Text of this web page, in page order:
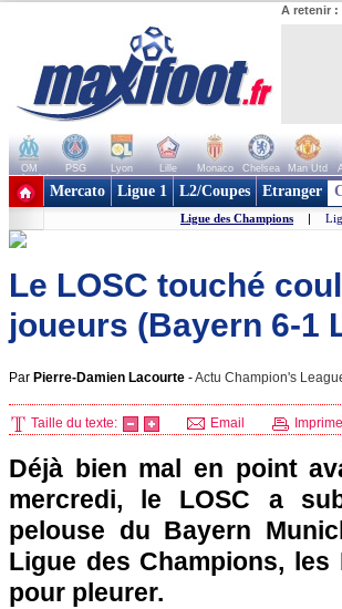
A retenir :
OM PSG Lyon Lille Monaco Chelsea Man Utd
+ de clubs
Mercato Ligue 1 L2/Coupes Etranger
Ligue des Champions |
Le LOSC touché
joueurs (Bayern 6-1
Par Pierre-Damien Lacourte -Actu Champion's
Taille du texte: Email
Déjà bien mal en point
mercredi, le LOSC a
pelouse du Bayern
Ligue des Champions,
pour pleurer.